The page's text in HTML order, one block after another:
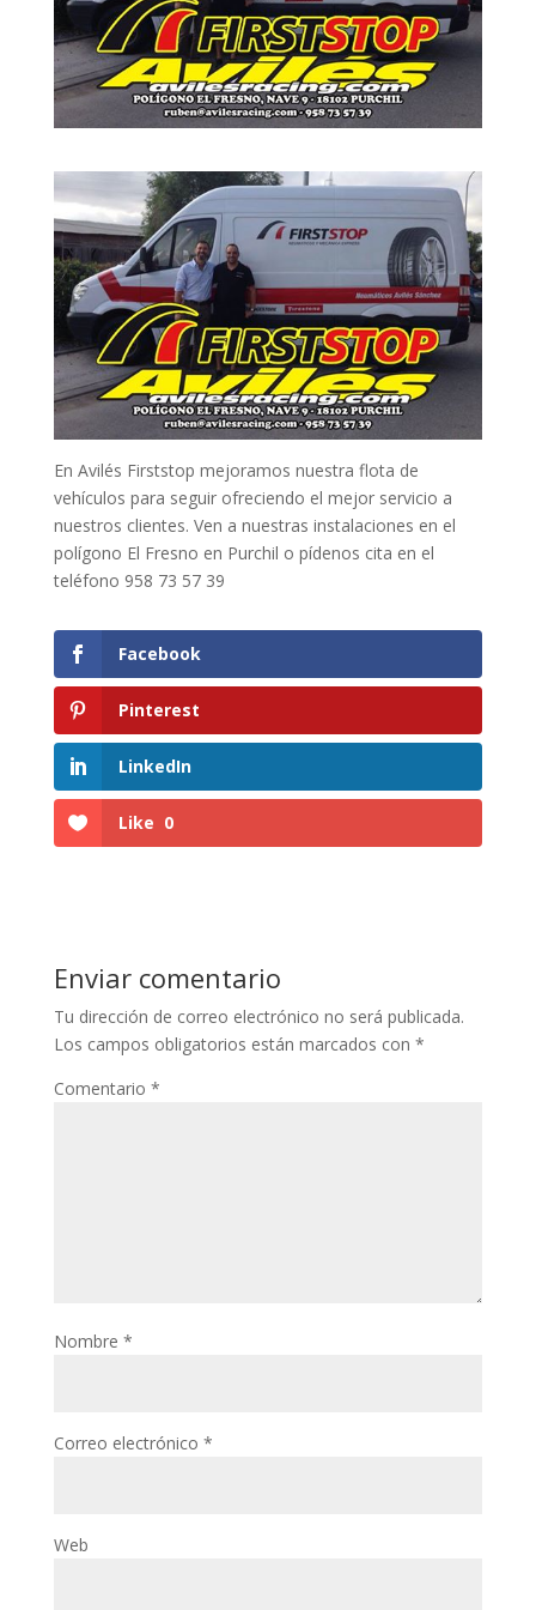
En Avilés Firststop mejoramos nuestra flota de
vehículos para seguir ofreciendo el mejor servicio a
nuestros clientes. Ven a nuestras instalaciones en el
polígono El Fresno en Purchil o pídenos cita en el
teléfono 958 73 57 39
Facebook
Pinterest
LinkedIn
Like 0
Enviar comentario
Tu dirección de correo electrónico no será publicada.
Los campos obligatorios están marcados con *
Comentario *
Nombre *
Correo electrónico *
Web